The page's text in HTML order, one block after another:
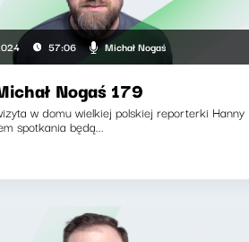
57:06 Michał Nogaś
Nogaś 179
w domu wielkiej polskiej reporterki Hanny
spotkania będą...